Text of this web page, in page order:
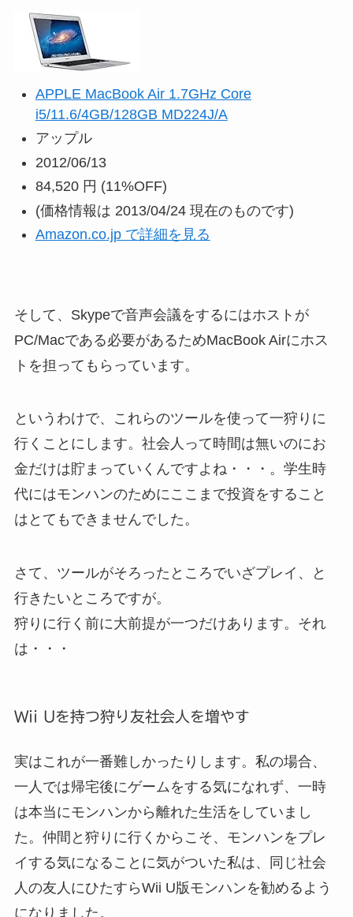
APPLE MacBook Air 1.7GHz Core
i5/11.6/4GB/128GB MD224J/A
アップル
2012/06/13
84,520 円 (11%OFF)
(価格情報は 2013/04/24 現在のものです)
Amazon.co.jp で詳細を見る
そして、Skypeで音声会議をするにはホストが
PC/Macである必要があるためMacBook Airにホス
トを担ってもらっています。
というわけで、これらのツールを使って一狩りに
行くことにします。社会人って時間は無いのにお
金だけは貯まっていくんですよね・・・。学生時
代にはモンハンのためにここまで投資をすること
はとてもできませんでした。
さて、ツールがそろったところでいざプレイ、と
行きたいところですが。
狩りに行く前に大前提が一つだけあります。それ
は・・・
Wii Uを持つ狩り友社会人を増やす
実はこれが一番難しかったりします。私の場合、
一人では帰宅後にゲームをする気になれず、一時
は本当にモンハンから離れた生活をしていまし
た。仲間と狩りに行くからこそ、モンハンをプレ
イする気になることに気がついた私は、同じ社会
人の友人にひたすらWii U版モンハンを勧めるよう
になりました。